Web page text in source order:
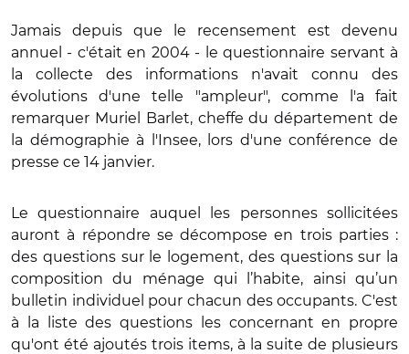
Jamais depuis que le recensement est devenu
annuel - c'était en 2004 - le questionnaire servant à
la collecte des informations n'avait connu des
évolutions d'une telle "ampleur", comme l'a fait
remarquer Muriel Barlet, cheffe du département de
la démographie à l'Insee, lors d'une conférence de
presse ce 14 janvier.
Le questionnaire auquel les personnes sollicitées
auront à répondre se décompose en trois parties :
des questions sur le logement, des questions sur la
composition du ménage qui l’habite, ainsi qu’un
bulletin individuel pour chacun des occupants. C'est
à la liste des questions les concernant en propre
qu'ont été ajoutés trois items, à la suite de plusieurs